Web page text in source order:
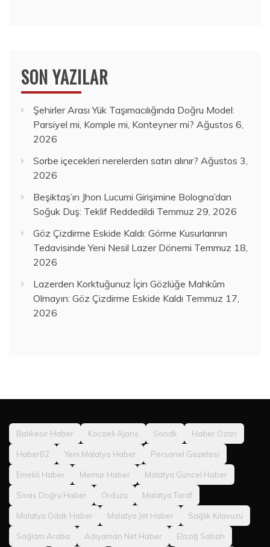
SON YAZILAR
Şehirler Arası Yük Taşımacılığında Doğru Model:
Parsiyel mi, Komple mi, Konteyner mi? Ağustos 6,
2026
Sorbe içecekleri nerelerden satın alınır? Ağustos 3,
2026
Beşiktaş’ın Jhon Lucumi Girişimine Bologna’dan
Soğuk Duş: Teklif Reddedildi Temmuz 29, 2026
Göz Çizdirme Eskide Kaldı: Görme Kusurlarının
Tedavisinde Yeni Nesil Lazer Dönemi Temmuz 18,
2026
Lazerden Korktuğunuz İçin Gözlüğe Mahkûm
Olmayın: Göz Çizdirme Eskide Kaldı Temmuz 17,
2026
Balıkesir Haber Kocaeli Ajans Sondk Haber Ozan
Haber02 Yeni Malatya Haber Personel Gazetesi
Emekli Haber Memur Haber Malatya Güncel Haber
Sivas Doğru Haber Orduzu Malatya Taraf
Malatya Odak Haber Malatya Jet Haber Sağlık Kılavuzu
Sağlam Araba Adıyaman Net Haber Elazığ Sabah